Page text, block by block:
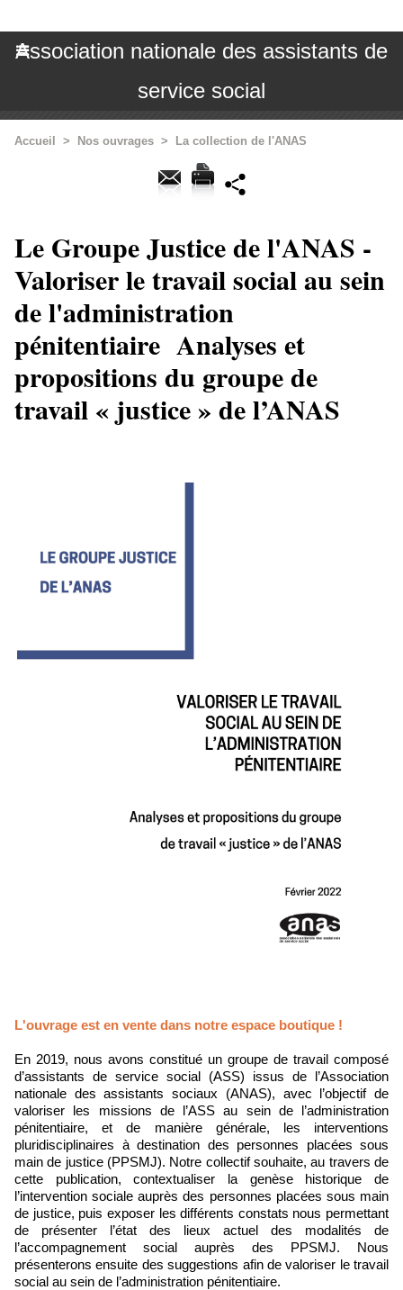
Association nationale des assistants de
service social
Accueil > Nos ouvrages > La collection de l'ANAS
Le Groupe Justice de l'ANAS -
Valoriser le travail social au sein
de l'administration
pénitentiaire Analyses et
propositions du groupe de
travail « justice » de l’ANAS
L'ouvrage est en vente dans notre espace boutique !
En 2019, nous avons constitué un groupe de travail composé
d’assistants de service social (ASS) issus de l’Association
nationale des assistants sociaux (ANAS), avec l’objectif de
valoriser les missions de l’ASS au sein de l’administration
pénitentiaire, et de manière générale, les interventions
pluridisciplinaires à destination des personnes placées sous
main de justice (PPSMJ). Notre collectif souhaite, au travers de
cette publication, contextualiser la genèse historique de
l’intervention sociale auprès des personnes placées sous main
de justice, puis exposer les différents constats nous permettant
de présenter l’état des lieux actuel des modalités de
l’accompagnement social auprès des PPSMJ. Nous
présenterons ensuite des suggestions afin de valoriser le travail
social au sein de l’administration pénitentiaire.